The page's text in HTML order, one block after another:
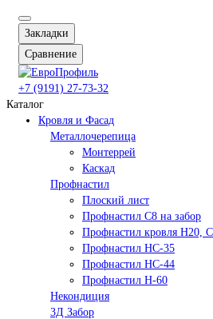
Закладки
Сравнение
+7 (9191) 27-73-32
Каталог
Кровля и Фасад
Металлочерепица
Монтеррей
Каскад
Профнастил
Плоский лист
Профнастил С8 на забор
Профнастил кровля Н20,
Профнастил НС-35
Профнастил НС-44
Профнастил Н-60
Некондиция
3Д Забор